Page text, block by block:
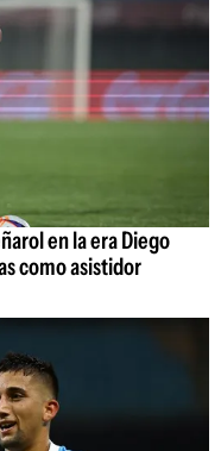
en la era Diego
como asistidor